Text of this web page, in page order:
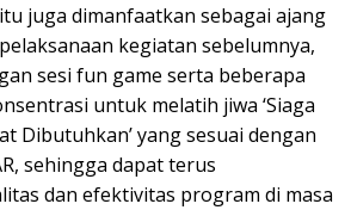
juga dimanfaatkan sebagai ajang
kegiatan sebelumnya,
sesi fun game serta beberapa
untuk melatih jiwa ‘Siaga
Dibutuhkan’ yang sesuai dengan
sehingga dapat terus
dan efektivitas program di masa